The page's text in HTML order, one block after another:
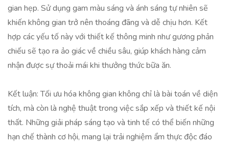
gian hẹp. Sử dụng gam màu sáng và ánh sáng tự nhiên sẽ
khiến không gian trở nên thoáng đãng và dễ chịu hơn. Kết
hợp các yếu tố này với thiết kế thông minh như gương phản
chiếu sẽ tạo ra ảo giác về chiều sâu, giúp khách hàng cảm
nhận được sự thoải mái khi thưởng thức bữa ăn.
Kết luận: Tối ưu hóa không gian không chỉ là bài toán về diện
tích, mà còn là nghệ thuật trong việc sắp xếp và thiết kế nội
thất. Những giải pháp sáng tạo và tinh tế có thể biến những
hạn chế thành cơ hội, mang lại trải nghiệm ẩm thực độc đáo